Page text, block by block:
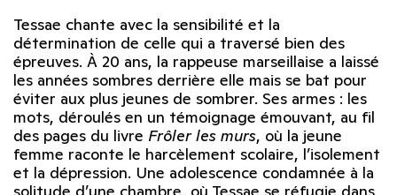
Tessae chante avec la sensibilité et la
détermination de celle qui a traversé bien des
épreuves. À 20 ans, la rappeuse marseillaise a laissé
les années sombres derrière elle mais se bat pour
éviter aux plus jeunes de sombrer. Ses armes : les
mots, déroulés en un témoignage émouvant, au fil
des pages du livre Frôler les murs, où la jeune
femme raconte le harcèlement scolaire, l’isolement
et la dépression. Une adolescence condamnée à la